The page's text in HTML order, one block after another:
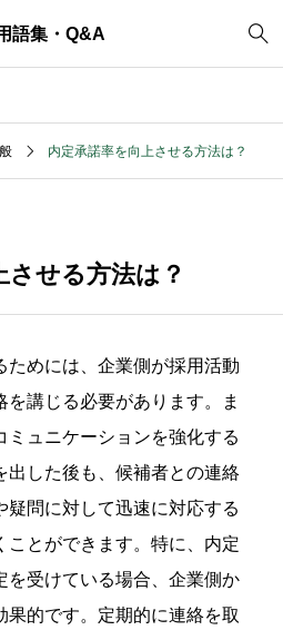
語集・Q&A
2465
内定承諾率を向上させる方法は？
させる方法は？
ためには、企業側が採用活動
講じる必要があります。ま
ミュニケーションを強化する
出した後も、候補者との連絡
疑問に対して迅速に対応する
ことができます。特に、内定
を受けている場合、企業側か
果的です。定期的に連絡を取